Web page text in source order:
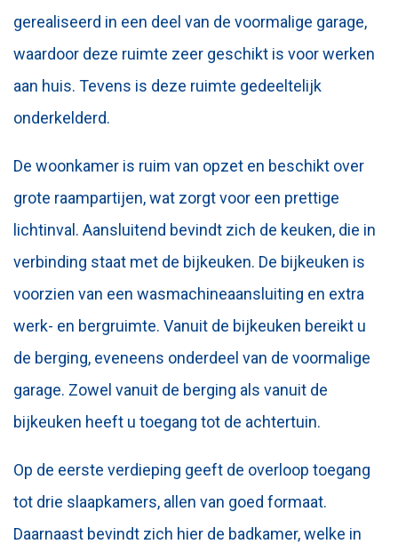
gerealiseerd in een deel van de voormalige garage,
waardoor deze ruimte zeer geschikt is voor werken
aan huis. Tevens is deze ruimte gedeeltelijk
onderkelderd.
De woonkamer is ruim van opzet en beschikt over
grote raampartijen, wat zorgt voor een prettige
lichtinval. Aansluitend bevindt zich de keuken, die in
verbinding staat met de bijkeuken. De bijkeuken is
voorzien van een wasmachineaansluiting en extra
werk- en bergruimte. Vanuit de bijkeuken bereikt u
de berging, eveneens onderdeel van de voormalige
garage. Zowel vanuit de berging als vanuit de
bijkeuken heeft u toegang tot de achtertuin.
Op de eerste verdieping geeft de overloop toegang
tot drie slaapkamers, allen van goed formaat.
Daarnaast bevindt zich hier de badkamer, welke in